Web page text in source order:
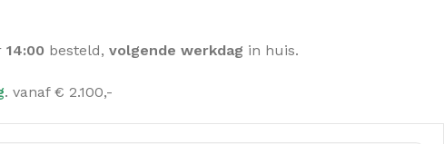
14:00 besteld, volgende werkdag in huis.
. vanaf € 2.100,-